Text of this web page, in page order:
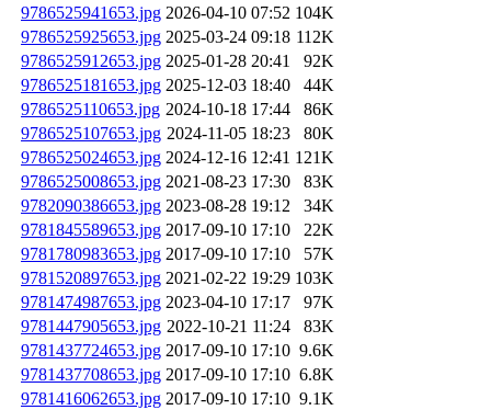
9786525941653.jpg 2026-04-10 07:52 104K
9786525925653.jpg 2025-03-24 09:18 112K
9786525912653.jpg 2025-01-28 20:41
92K
9786525181653.jpg 2025-12-03 18:40
44K
9786525110653.jpg 2024-10-18 17:44
86K
9786525107653.jpg 2024-11-05 18:23
80K
9786525024653.jpg 2024-12-16 12:41 121K
9786525008653.jpg 2021-08-23 17:30
83K
9782090386653.jpg 2023-08-28 19:12
34K
9781845589653.jpg 2017-09-10 17:10
22K
9781780983653.jpg 2017-09-10 17:10
57K
9781520897653.jpg 2021-02-22 19:29 103K
9781474987653.jpg 2023-04-10 17:17
97K
9781447905653.jpg 2022-10-21 11:24
83K
9781437724653.jpg 2017-09-10 17:10 9.6K
9781437708653.jpg 2017-09-10 17:10 6.8K
9781416062653.jpg 2017-09-10 17:10 9.1K